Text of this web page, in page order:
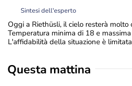
Sintesi dell'esperto
Oggi a Riethüsli, il cielo resterà molto
Temperatura minima di 18 e
L'affidabilità della situazione è
Questa mattina